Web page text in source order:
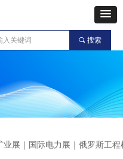
끠 搜索
展｜国际电力展｜俄罗斯工程